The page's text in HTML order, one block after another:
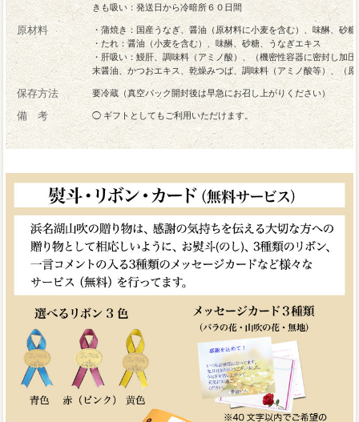
きも吸い：発送日から冷暗所６０日間
原材料
・蒲焼き：国産うなぎ、醤油（原材料に小麦を含む）、味醂、砂
・たれ：醤油（小麦を含む）、味醂、砂糖、うなぎエキス
・肝吸い：鰻肝、調味料（アミノ酸）、（機密性容器に密封し加
末醤油、かつおエキス、乾燥みつば、調味料（アミノ酸等）、（
保存方法 要冷蔵（真空パック開封後は早急にお召し上がりください）
備 考 ◯ ギフトとしてもご利用いただけます。